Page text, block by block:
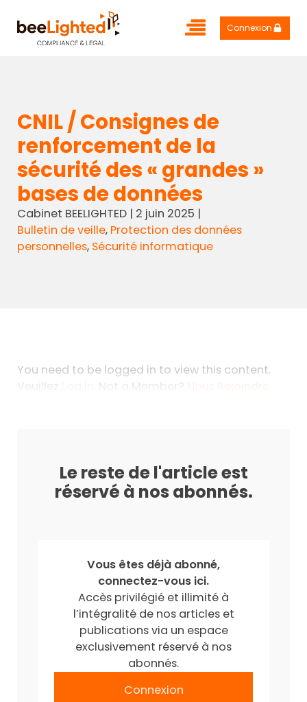
Connexion
CNIL / Consignes de
renforcement de la
sécurité des « grandes »
bases de données
Cabinet BEELIGHTED| 2 juin 2025 |
Bulletin de veille, Protection des données
personnelles, Sécurité informatique
You need to be logged in to view this content.
Veuillez
. Not a Member?
Le reste de l'article est
réservé à nos abonnés.
Vous êtes déjà abonné,
connectez-vous ici.
Accès privilégié et illimité à
l’intégralité de nos articles et
publications via un espace
exclusivement réservé à nos
abonnés.
Connexion